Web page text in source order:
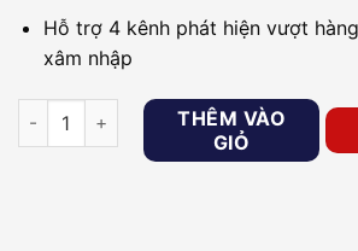
Hỗ trợ 4 kênh phát hiện vượt
xâm nhập
Đầu ghi HDTVI 32 kênh Hikvision DS-
THÊM VÀO
GIỎ